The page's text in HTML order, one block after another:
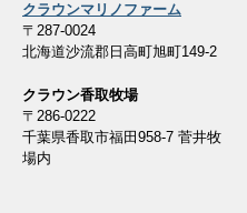
クラウンマリノファーム
〒287-0024
北海道沙流郡日高町旭町149-2
クラウン香取牧場
〒286-0222
千葉県香取市福田958-7 菅井牧
場内